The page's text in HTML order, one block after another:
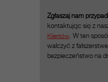
Zgłaszaj nam
kontaktując się z
Klientów. W ten
walczyć z
bezpieczeństwo na